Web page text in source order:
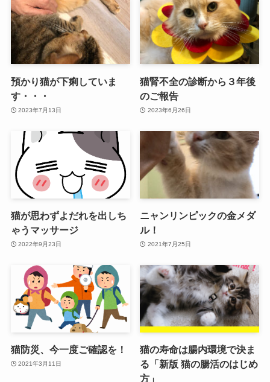
預かり猫が下痢していま
す・・・
2023年7月13日
猫腎不全の診断から３年後
のご報告
2023年6月26日
猫が思わずよだれを出しち
ゃうマッサージ
2022年9月23日
ニャンリンピックの金メダ
ル！
2021年7月25日
猫防災、今一度ご確認を！
2021年3月11日
猫の寿命は腸内環境で決ま
る「新版 猫の腸活のはじめ
方」